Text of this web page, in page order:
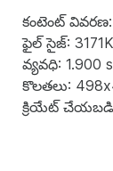
కంటెంట్ వివరణ:
ఫైల్ సైజ్:
వ్యవధి: 1.900
కొలతలు:
క్రియేట్